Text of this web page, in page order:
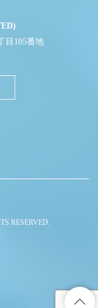
目105番地
RESERVED.